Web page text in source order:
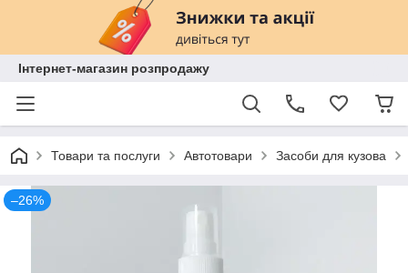
Інтернет-магазин розпродажу
Товари та послуги Автотовари Засоби для кузова
–26%